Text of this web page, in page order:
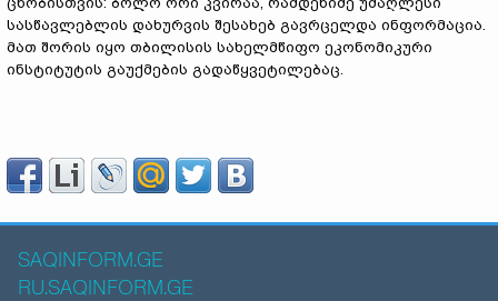
სასწავლებლის დახურვის შესახებ გავრცელდა ინფორმაცია.
მათ შორის იყო თბილისის სახელმწიფო ეკონომიკური
ინსტიტუტის გაუქმების გადაწყვეტილებაც.
SAQINFORM.GE
RU.SAQINFORM.GE